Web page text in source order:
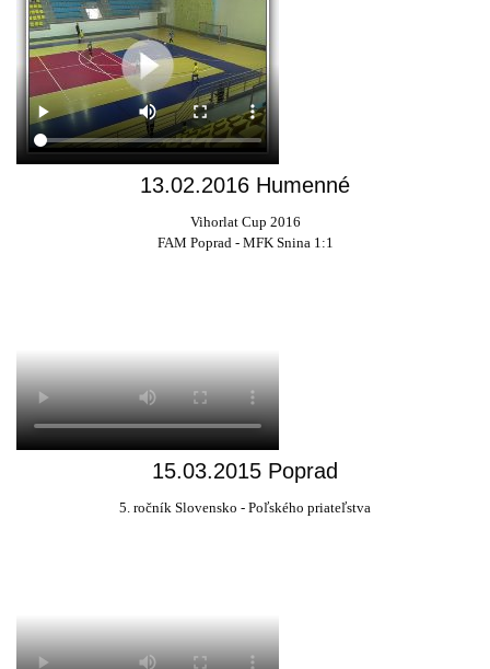
13.02.2016 Humenné
Vihorlat Cup 2016
FAM Poprad - MFK Snina 1:1
15.03.2015 Poprad
5. ročník Slovensko - Poľského priateľstva